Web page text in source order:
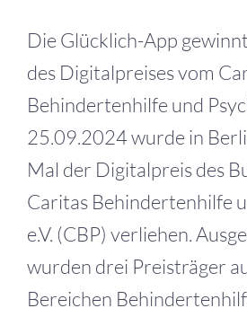
Die Glücklich-App
des Digitalpreises vom
Behindertenhilfe und
25.09.2024 wurde in
Mal der Digitalpreis des
Caritas Behindertenhilfe
e.V. (CBP) verliehen.
wurden drei Preisträger
Bereichen